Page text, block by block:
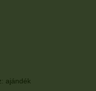
ajándék